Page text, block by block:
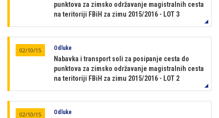
punktova za zimsko održavanje magistralnih cesta
na teritoriji FBiH za zimu 2015/2016 - LOT 3
02/10/15 Odluke
Nabavka i transport soli za posipanje cesta do
punktova za zimsko održavanje magistralnih cesta
na teritoriji FBiH za zimu 2015/2016 - LOT 2
02/10/15 Odluke